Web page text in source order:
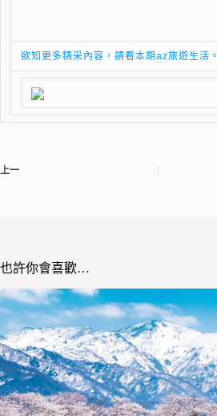
欲知更多精采內容，請看本期az旅遊生活。
上一
也許你會喜歡…